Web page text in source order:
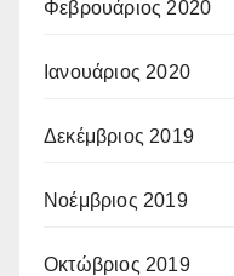
Φεβρουάριος 2020
Ιανουάριος 2020
Δεκέμβριος 2019
Νοέμβριος 2019
Οκτώβριος 2019